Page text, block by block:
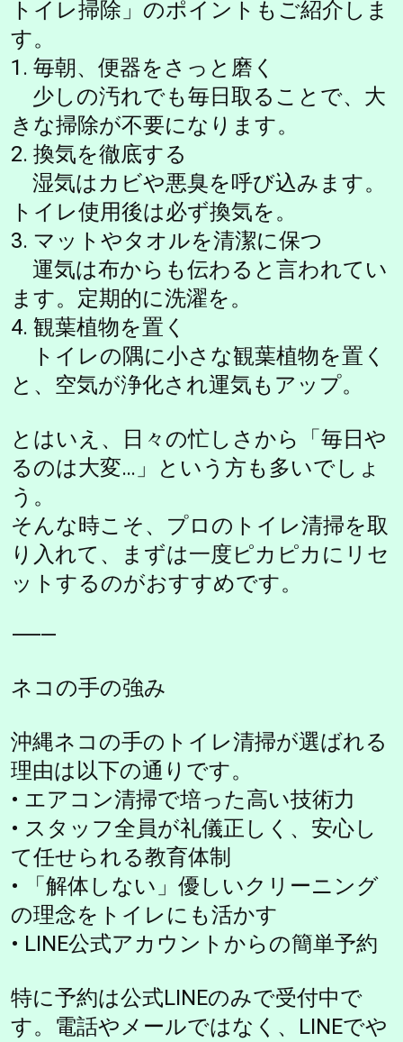
トイレ掃除」のポイントもご紹介しま
す。
1. 毎朝、便器をさっと磨く
少しの汚れでも毎日取ることで、大
きな掃除が不要になります。
2. 換気を徹底する
湿気はカビや悪臭を呼び込みます。
トイレ使用後は必ず換気を。
3. マットやタオルを清潔に保つ
運気は布からも伝わると言われてい
ます。定期的に洗濯を。
4. 観葉植物を置く
トイレの隅に小さな観葉植物を置く
と、空気が浄化され運気もアップ。
とはいえ、日々の忙しさから「毎日や
るのは大変…」という方も多いでしょ
う。
そんな時こそ、プロのトイレ清掃を取
り入れて、まずは一度ピカピカにリセ
ットするのがおすすめです。
⸻
ネコの手の強み
沖縄ネコの手のトイレ清掃が選ばれる
理由は以下の通りです。
• エアコン清掃で培った高い技術力
• スタッフ全員が礼儀正しく、安心し
て任せられる教育体制
• 「解体しない」優しいクリーニング
の理念をトイレにも活かす
• LINE公式アカウントからの簡単予約
特に予約は公式LINEのみで受付中で
す。電話やメールではなく、LINEでや